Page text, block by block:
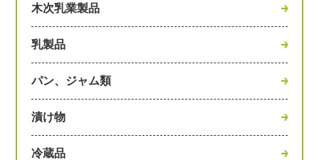
木次乳業製品
乳製品
パン、ジャム類
漬け物
冷蔵品